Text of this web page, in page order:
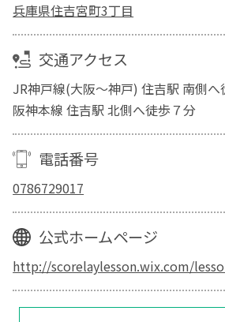
兵庫県住吉宮町3丁目
交通アクセス
JR神戸線(大阪～神戸) 住吉駅 南側へ
阪神本線 住吉駅 北側へ徒歩７分
電話番号
0786729017
公式ホームページ
http://scorelaylesson.wix.com/